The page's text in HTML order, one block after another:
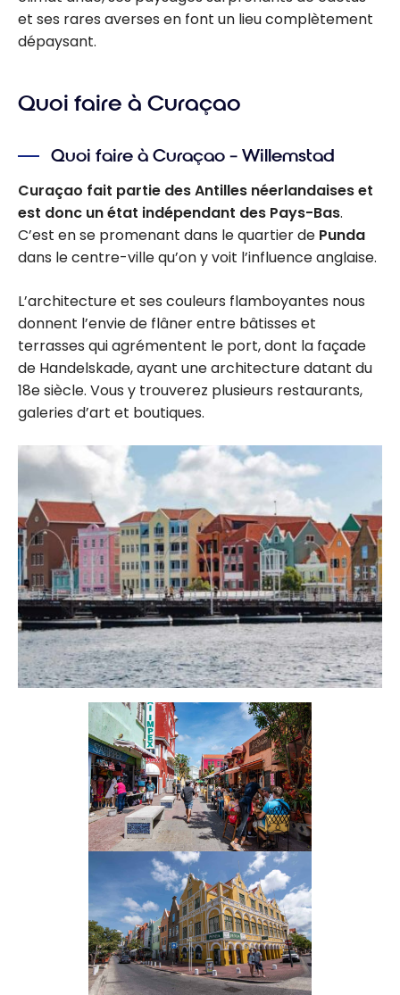
et ses rares averses en font un lieu complètement
dépaysant.
Quoi faire à Curaçao
Quoi faire à Curaçao – Willemstad
Curaçao fait partie des Antilles néerlandaises et
est donc un état indépendant des Pays-Bas.
C’est en se promenant dans le quartier de Punda
dans le centre-ville qu’on y voit l’influence anglaise.
L’architecture et ses couleurs flamboyantes nous
donnent l’envie de flâner entre bâtisses et
terrasses qui agrémentent le port, dont la façade
de Handelskade, ayant une architecture datant du
18e siècle. Vous y trouverez plusieurs restaurants,
galeries d’art et boutiques.